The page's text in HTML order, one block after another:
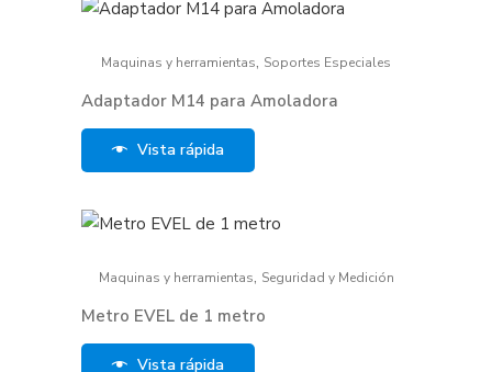
Maquinas y herramientas, Soportes Especiales
Adaptador M14 para Amoladora
Vista rápida
Maquinas y herramientas, Seguridad y Medición
Metro EVEL de 1 metro
Vista rápida